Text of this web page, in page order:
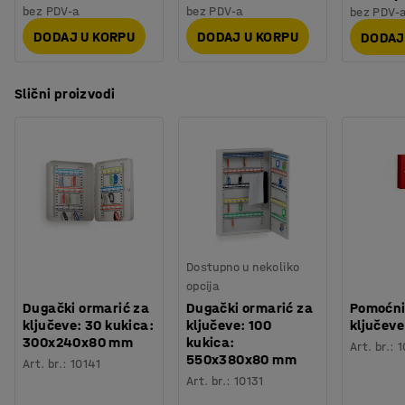
boju. Vrata su opremljena ručkom i elektronskom kodnom
bravom.
Ormarići su pripremljeni za montažu na pod ili zid.
bez PDV-a
DODAJ U KORPU
bez PDV-a
DODAJ U KORPU
bez PDV-
Slični proizvodi
Dugački ormarić za
ključeve: 30 kukica:
300x240x80 mm
Art. br.:10141
Dostupno u nekoliko
opcija
Dugački ormarić za
ključeve: 100
kukica:
550x380x80 mm
Art. br.: 10131
ključeve
Art. br.: